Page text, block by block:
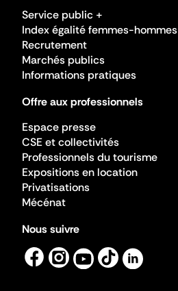
Service public +
Index égalité femmes-hommes
Recrutement
Marchés publics
Informations pratiques
Offre aux professionnels
Espace presse
CSE et collectivités
Professionnels du tourisme
Expositions en location
Privatisations
Mécénat
Nous suivre